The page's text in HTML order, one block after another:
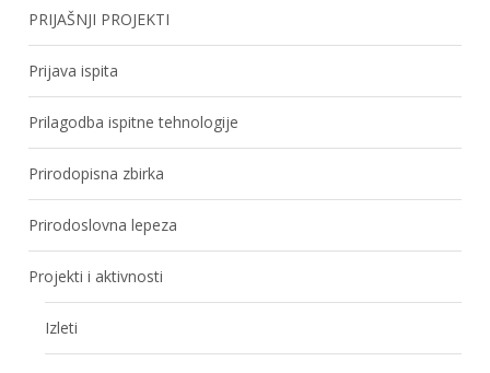
PRIJAŠNJI PROJEKTI
Prijava ispita
Prilagodba ispitne tehnologije
Prirodopisna zbirka
Prirodoslovna lepeza
Projekti i aktivnosti
Izleti